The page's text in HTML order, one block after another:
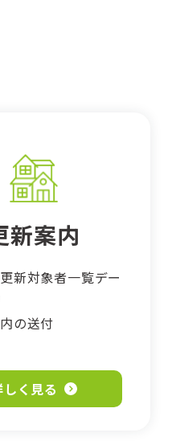
新案内
新対象者一覧デー
の送付
く見る